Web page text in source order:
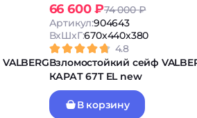
66 600 ₽74 000 ₽
Артикул:904643
ВxШxГ:670x440x380
4.8
Взломостойкий сейф
КАРАТ 67T EL new
В корзину